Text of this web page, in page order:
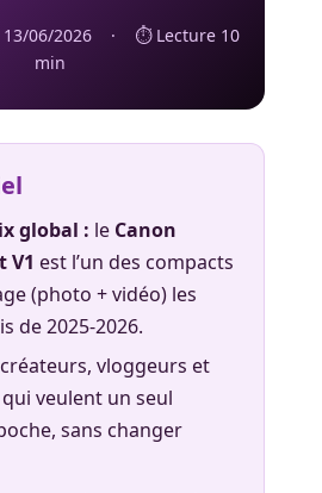
06/2026 ·
⏱️ Lecture 10
min
global : le Canon
V1 est l’un des compacts
(photo + vidéo) les
de 2025-2026.
créateurs, vloggeurs et
veulent un seul
sans changer